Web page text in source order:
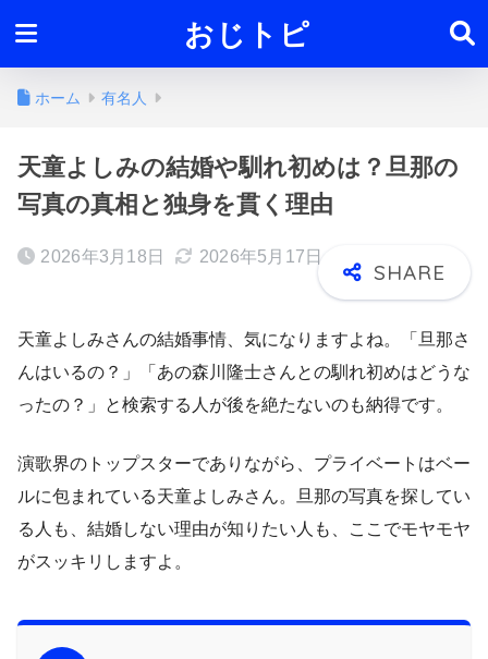
おじトピ
ホーム 有名人
天童よしみの結婚や馴れ初めは？旦那の
写真の真相と独身を貫く理由
2026年3月18日 2026年5月17日
天童よしみさんの結婚事情、気になりますよね。「旦那さ
んはいるの？」「あの森川隆士さんとの馴れ初めはどうな
ったの？」と検索する人が後を絶たないのも納得です。
演歌界のトップスターでありながら、プライベートはベー
ルに包まれている天童よしみさん。旦那の写真を探してい
る人も、結婚しない理由が知りたい人も、ここでモヤモヤ
がスッキリしますよ。